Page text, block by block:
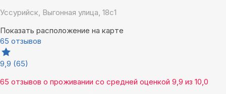
Уссурийск, Выгонная улица, 18с1
Показать расположение на карте
65 отзывов
9,9 (65)
65 отзывов о проживании со средней оценкой 9,9 из 10,0